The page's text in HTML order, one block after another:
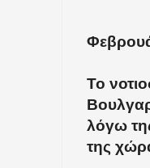
Το
λόγω
της